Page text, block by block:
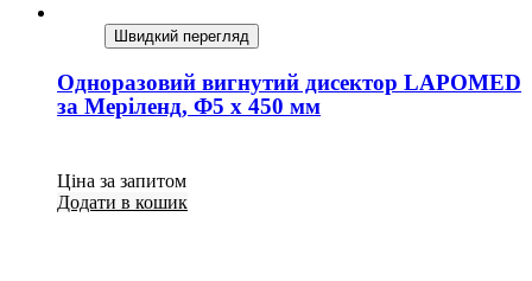
Швидкий перегляд
Одноразовий вигнутий дисектор LAPOMED
за Меріленд, Ф5 x 450 мм
Ціна за запитом
Додати в кошик